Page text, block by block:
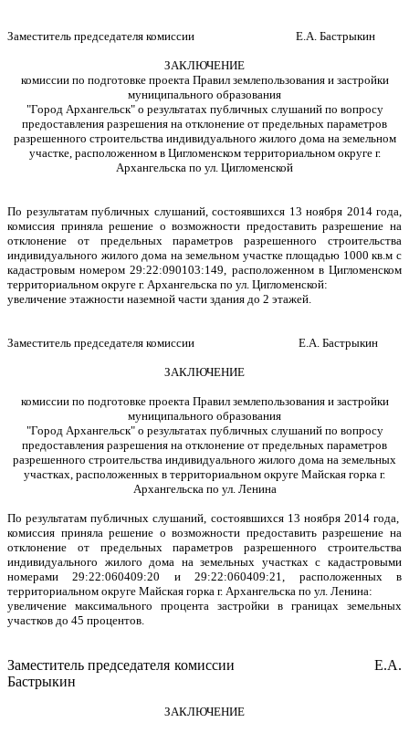
Заместитель председателя комиссии Е.А. Бастрыкин
ЗАКЛЮЧЕНИЕ
комиссии по подготовке проекта Правил землепользования и застройки
муниципального образования
"Город Архангельск" о результатах публичных слушаний по вопросу
предоставления разрешения на отклонение от предельных параметров
разрешенного строительства индивидуального жилого дома на земельном
участке, расположенном в Цигломенском территориальном округе г.
Архангельска по ул. Цигломенской
По результатам публичных слушаний, состоявшихся 13 ноября 2014 года,
комиссия приняла решение о возможности предоставить разрешение на
отклонение от предельных параметров разрешенного строительства
индивидуального жилого дома на земельном участке площадью 1000 кв.м с
кадастровым номером 29:22:090103:149, расположенном в Цигломенском
территориальном округе г. Архангельска по ул. Цигломенской:
увеличение этажности наземной части здания до 2 этажей.
Заместитель председателя комиссии Е.А. Бастрыкин
ЗАКЛЮЧЕНИЕ
комиссии по подготовке проекта Правил землепользования и застройки
муниципального образования
"Город Архангельск" о результатах публичных слушаний по вопросу
предоставления разрешения на отклонение от предельных параметров
разрешенного строительства индивидуального жилого дома на земельных
участках, расположенных в территориальном округе Майская горка г.
Архангельска по ул. Ленина
По результатам публичных слушаний, состоявшихся 13 ноября 2014 года,
комиссия приняла решение о возможности предоставить разрешение на
отклонение от предельных параметров разрешенного строительства
индивидуального жилого дома на земельных участках с кадастровыми
номерами 29:22:060409:20 и 29:22:060409:21, расположенных в
территориальном округе Майская горка г. Архангельска по ул. Ленина:
увеличение максимального процента застройки в границах земельных
участков до 45 процентов.
Заместитель председателя комиссии Е.А.
Бастрыкин
ЗАКЛЮЧЕНИЕ